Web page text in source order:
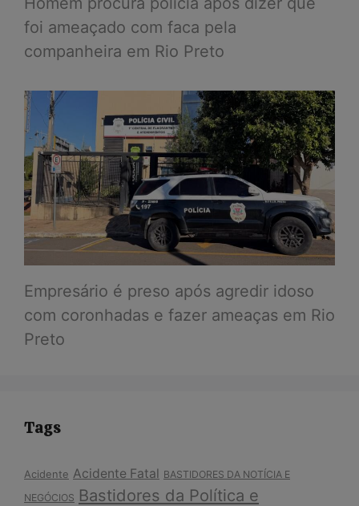
foi ameaçado com faca pela
companheira em Rio Preto
Empresário é preso após agredir idoso
com coronhadas e fazer ameaças em Rio
Preto
Tags
Acidente Acidente Fatal BASTIDORES DA NOTÍCIA E
NEGÓCIOS Bastidores da Política e